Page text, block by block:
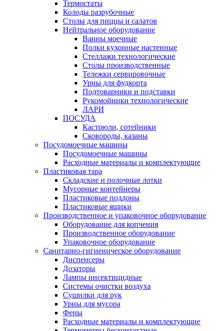
Термостаты
Колоды разрубочные
Столы для пиццы и салатов
Нейтральное оборудование
Ванны моечные
Полки кухонные настенные
Стеллажи технологические
Столы производственные
Тележки сервировочные
Урны для фудкорта
Подтоварники и подставки
Рукомойники технологические
ЛАРИ
ПОСУДА
Кастрюли, сотейники
Сковороды, казаны
Посудомоечные машины
Посудомоечные машины
Расходные материалы и комплектующие
Пластиковая тара
Складские и полочные лотки
Мусорные контейнеры
Пластиковые поддоны
Пластиковые ящики
Производственное и упаковочное оборудование
Оборудование для копчения
Производственное оборудование
Упаковочное оборудование
Санитарно-гигиеническое оборудование
Диспенсеры
Дозаторы
Лампы инсектицидные
Системы очистки воздуха
Сушилки для рук
Урны для мусора
Фены
Расходные материалы и комплектующие